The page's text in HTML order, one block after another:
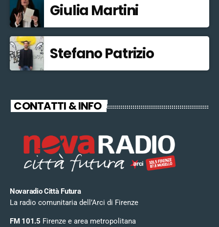
Giulia Martini
Stefano Patrizio
CONTATTI & INFO
Novaradio Città Futura
La radio comunitaria dell’Arci di Firenze
FM 101.5 Firenze e area metropolitana